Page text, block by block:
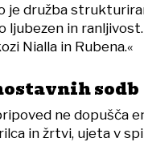
je družba
ljubezen in
Nialla in Rubena.«
sodb
ne dopušča
in žrtvi, ujeta v